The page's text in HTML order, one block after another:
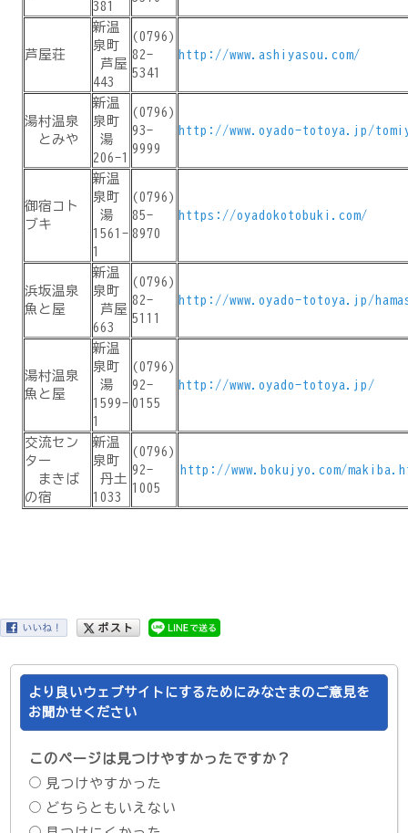
381
芦屋荘
新温
泉町
芦屋
443
(0796)
82-
5341
http://www.ashiyasou.com/
湯村温泉
とみや
新温
泉町
湯
206-1
(0796)
93-
9999
http://www.oyado-totoya.jp/
御宿コト
ブキ
新温
泉町
湯
1561-
1
(0796)
85-
8970
https://oyadokotobuki.com/
浜坂温泉
魚と屋
新温
泉町
芦屋
663
(0796)
82-
5111
http://www.oyado-totoya.jp/
湯村温泉
魚と屋
新温
泉町
湯
1599-
1
(0796)
92-
0155
http://www.oyado-totoya.jp/
交流セン
ター
まきば
の宿
新温
泉町
丹土
1033
(0796)
92-
1005
http://www.bokujyo.com/
より良いウェブサイトにするためにみなさまのご意見を
お聞かせください
このページは見つけやすかったですか？
見つけやすかった
どちらともいえない